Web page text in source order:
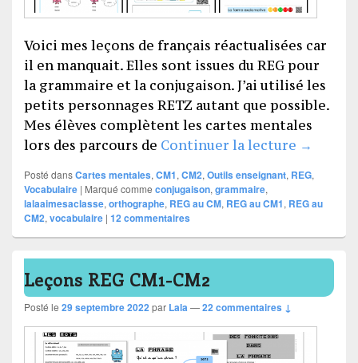
Voici mes leçons de français réactualisées car
il en manquait. Elles sont issues du REG pour
la grammaire et la conjugaison. J’ai utilisé les
petits personnages RETZ autant que possible.
Mes élèves complètent les cartes mentales
lors des parcours de Continuer la lecture Mon
→
Posté dansCartes mentales, CM1, CM2, Outils enseignant, REG,
Vocabulaire | Marqué comme conjugaison, grammaire,
lalaaimesaclasse, orthographe, REG au CM, REG au CM1, REG au
CM2, vocabulaire | 12commentaires
Leçons REG CM1-CM2
Posté le 29 septembre 2022par Lala—22 commentaires ↓